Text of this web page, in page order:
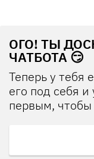
ОГО! ТЫ
ЧАТБОТА 😏
Теперь у тебя
его под себя
первым, чтобы